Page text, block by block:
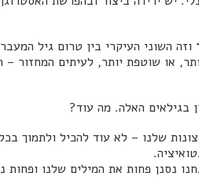
וזה השוני העיקרי בין טרום גיל
או שוטפת יותר, לעיתים המחזור
בגילאים האלה. מה עוד?
שלנו – לא עוד להכיל ולתמוך
נסנן פחות את המילים שלנו